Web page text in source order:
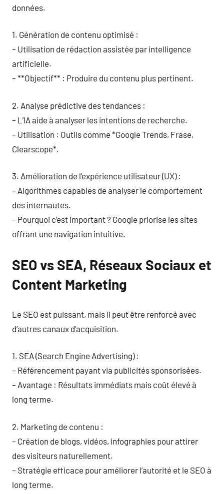
données.
1. Génération de contenu optimisé :
– Utilisation de rédaction assistée par intelligence
artificielle.
– **Objectif** : Produire du contenu plus pertinent.
2. Analyse prédictive des tendances :
– L’IA aide à analyser les intentions de recherche.
– Utilisation : Outils comme *Google Trends, Frase,
Clearscope*.
3. Amélioration de l’expérience utilisateur (UX) :
– Algorithmes capables de analyser le comportement
des internautes.
– Pourquoi c’est important ? Google priorise les sites
offrant une navigation intuitive.
SEO vs SEA, Réseaux Sociaux et
Content Marketing
Le SEO est puissant, mais il peut être renforcé avec
d’autres canaux d’acquisition.
1. SEA (Search Engine Advertising) :
– Référencement payant via publicités sponsorisées.
– Avantage : Résultats immédiats mais coût élevé à
long terme.
2. Marketing de contenu :
– Création de blogs, vidéos, infographies pour attirer
des visiteurs naturellement.
– Stratégie efficace pour améliorer l’autorité et le SEO à
long terme.